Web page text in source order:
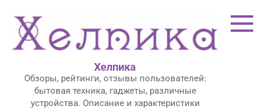
контенту
Хелпика
Обзоры, рейтинги, отзывы пользователей:
бытовая техника, гаджеты, различные
устройства. Описание и характеристики